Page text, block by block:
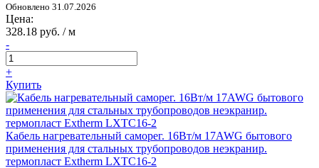
Обновлено 31.07.2026
Цена:
328.18 руб. / м
-
+
Купить
Кабель нагревательный саморег. 16Вт/м 17AWG бытового
применения для стальных трубопроводов неэкранир.
термопласт Extherm LXTC16-2